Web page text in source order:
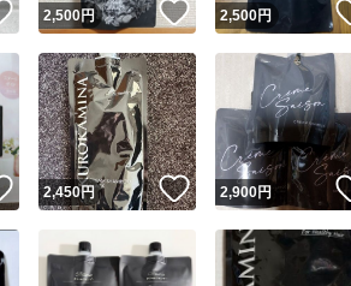
いいね！
2,500円 いいね！
2,500円
いいね！
2,450円 いいね！
2,900円